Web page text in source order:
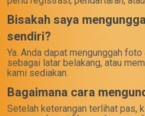
Bisakah saya
sendiri?
Ya. Anda dapat mengunggah foto
sebagai latar belakang, atau
kami sediakan.
Bagaimana cara
Setelah keterangan terlihat pas,